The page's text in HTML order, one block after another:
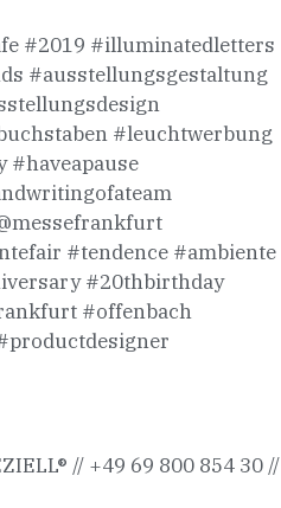
#2019 #illuminatedletters
#ausstellungsgestaltung
#leuchtwerbung
#haveapause
#tendence #ambiente
#20thbirthday
#offenbach
// +49 69 800 854 30 //